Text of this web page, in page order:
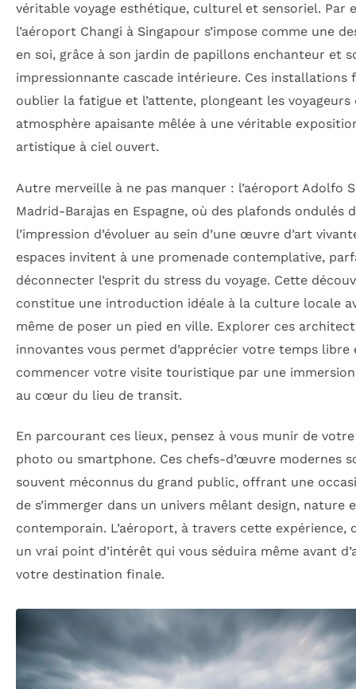
véritable voyage esthétique, culturel et sensoriel. Par
l’aéroport Changi à Singapour s’impose comme une
en soi, grâce à son jardin de papillons enchanteur et
impressionnante cascade intérieure. Ces installations
oublier la fatigue et l’attente, plongeant les voyageurs
atmosphère apaisante mêlée à une véritable
artistique à ciel ouvert.
Autre merveille à ne pas manquer : l’aéroport Adolfo
Madrid-Barajas en Espagne, où des plafonds ondulés
l’impression d’évoluer au sein d’une œuvre d’art
espaces invitent à une promenade contemplative,
déconnecter l’esprit du stress du voyage. Cette
constitue une introduction idéale à la culture locale
même de poser un pied en ville. Explorer ces
innovantes vous permet d’apprécier votre temps libre
commencer votre visite touristique par une
au cœur du lieu de transit.
En parcourant ces lieux, pensez à vous munir de
photo ou smartphone. Ces chefs-d’œuvre modernes
souvent méconnus du grand public, offrant une
de s’immerger dans un univers mêlant design, nature
contemporain. L’aéroport, à travers cette expérience,
un vrai point d’intérêt qui vous séduira même avant
votre destination finale.